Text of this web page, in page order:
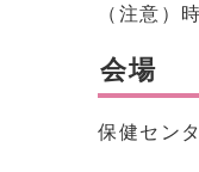
（注意）
会場
保健セン